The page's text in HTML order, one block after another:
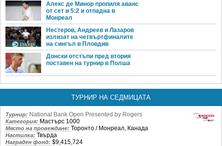
Алекс де Минор пропиля аванс
от сет и 5:2 и отпадна в
Монреал
Нестеров, Андреев и Лазаров
излизат на четвъртфиналите
на сингъл в Пловдив
Донски отстъпи пред втория
поставен на турнир в Полша
ТУРНИР НА СЕДМИЦАТА
Турнир: National Bank Open Presented by Rogers
Категория: Мастърс 1000
Място на провеждане: Торонто / Монреал, Канада
Настилка: Твърда
Награден фонд: $9,415,724